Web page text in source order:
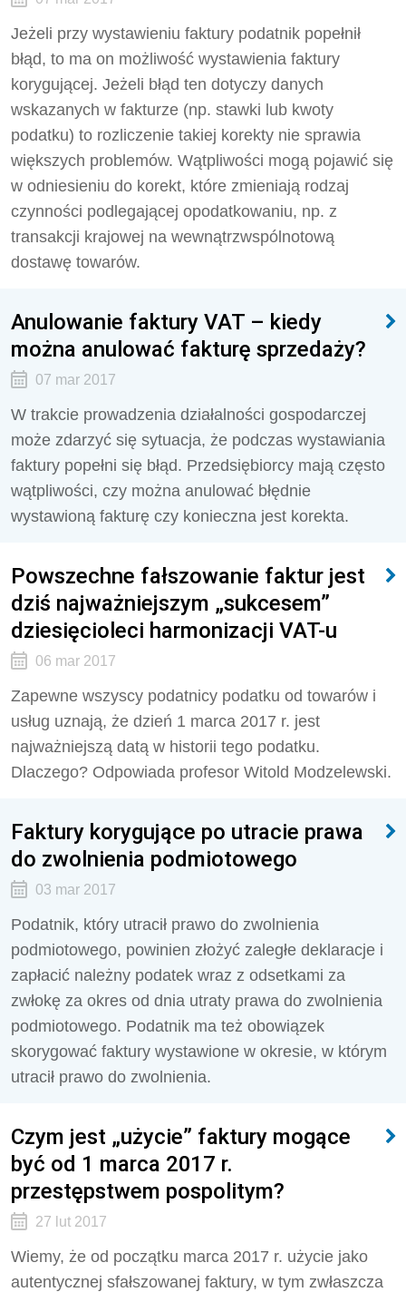
Jeżeli przy wystawieniu faktury podatnik popełnił
błąd, to ma on możliwość wystawienia faktury
korygującej. Jeżeli błąd ten dotyczy danych
wskazanych w fakturze (np. stawki lub kwoty
podatku) to rozliczenie takiej korekty nie sprawia
większych problemów. Wątpliwości mogą pojawić się
w odniesieniu do korekt, które zmieniają rodzaj
czynności podlegającej opodatkowaniu, np. z
transakcji krajowej na wewnątrzwspólnotową
dostawę towarów.
Anulowanie faktury VAT – kiedy
można anulować fakturę sprzedaży?
07 mar 2017
W trakcie prowadzenia działalności gospodarczej
może zdarzyć się sytuacja, że podczas wystawiania
faktury popełni się błąd. Przedsiębiorcy mają często
wątpliwości, czy można anulować błędnie
wystawioną fakturę czy konieczna jest korekta.
Powszechne fałszowanie faktur jest
dziś najważniejszym „sukcesem”
dziesięcioleci harmonizacji VAT-u
06 mar 2017
Zapewne wszyscy podatnicy podatku od towarów i
usług uznają, że dzień 1 marca 2017 r. jest
najważniejszą datą w historii tego podatku.
Dlaczego? Odpowiada profesor Witold Modzelewski.
Faktury korygujące po utracie prawa
do zwolnienia podmiotowego
03 mar 2017
Podatnik, który utracił prawo do zwolnienia
podmiotowego, powinien złożyć zaległe deklaracje i
zapłacić należny podatek wraz z odsetkami za
zwłokę za okres od dnia utraty prawa do zwolnienia
podmiotowego. Podatnik ma też obowiązek
skorygować faktury wystawione w okresie, w którym
utracił prawo do zwolnienia.
Czym jest „użycie” faktury mogące
być od 1 marca 2017 r.
przestępstwem pospolitym?
27 lut 2017
Wiemy, że od początku marca 2017 r. użycie jako
autentycznej sfałszowanej faktury, w tym zwłaszcza